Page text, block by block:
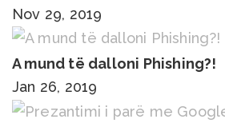
Nov 29, 2019
A mund të dalloni Phishing?!
Jan 26, 2019